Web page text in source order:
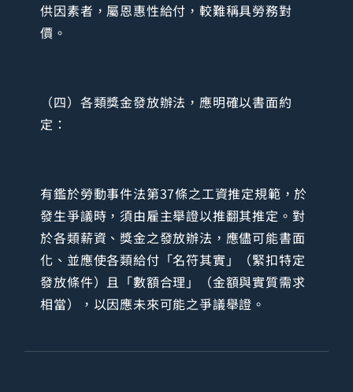
供因素者，屬恩惠性給付，較難稱具勞務對
價。
（四）各類獎金發放辦法，應明確以書面約
定：
有鑑於勞動事件法第37條之工資推定規範，於
發生爭議時，須由雇主舉證以推翻其推定。對
於各類薪資、獎金之發放辦法，應儘可能書面
化、並應使各類給付「名符其實」（緊扣特定
發放條件）且「數額合理」（金額與實質需求
相當），以因應未來可能之爭議舉證。